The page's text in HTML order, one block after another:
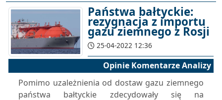
Państwa bałtyckie:
rezygnacja z importu
gazu ziemnego z Rosji
25-04-2022 12:36
Opinie Komentarze Analizy
Pomimo uzależnienia od dostaw gazu ziemnego
państwa bałtyckie zdecydowały się na